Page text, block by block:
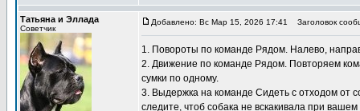
Татьяна и Эллада
Советчик
Добавлено: Вс Мар 15, 2026 17:41 Заголовок
1. Повороты по команде Рядом. Налево,
2. Движение по команде Рядом. Повторяем
сумки по одному.
3. Выдержка на команде Сидеть с отходом от
следите, чтоб собака не вскакивала при